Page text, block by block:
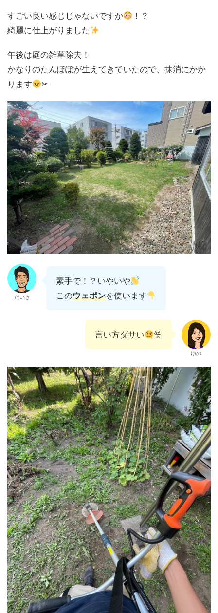
すごい良い感じじゃないですか
！？
綺麗に仕上がりました
午後は庭の雑草除去！
かなりのたんぽぽが生えてきていたので、抹消にかか
ります
✂︎
だいき
素手で！？いやいや
このウェポンを使います
言い方ダサい 笑
ゆの